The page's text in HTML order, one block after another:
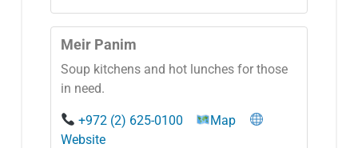
Meir Panim
Soup kitchens and hot lunches for those
in need.
+972 (2) 625-0100
Map
Website